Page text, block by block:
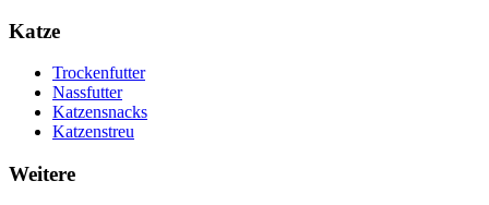
Katze
Trockenfutter
Nassfutter
Katzensnacks
Katzenstreu
Weitere